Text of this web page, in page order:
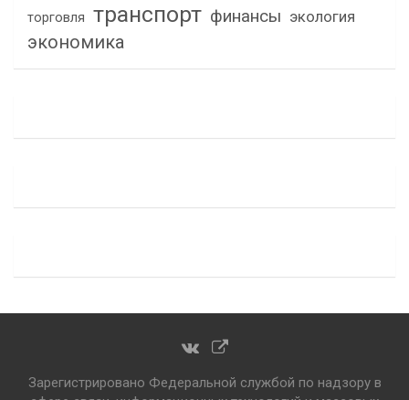
торговля транспорт финансы экология
экономика
Зарегистрировано Федеральной службой по надзору в